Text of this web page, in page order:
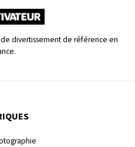
divertissement de référence en